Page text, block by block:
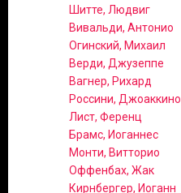
Шитте, Людвиг
Вивальди, Антонио
Огинский, Михаил
Верди, Джузеппе
Вагнер, Рихард
Россини, Джоаккино
Лист, Ференц
Брамс, Иоганнес
Монти, Витторио
Оффенбах, Жак
Кирнбергер, Иоганн